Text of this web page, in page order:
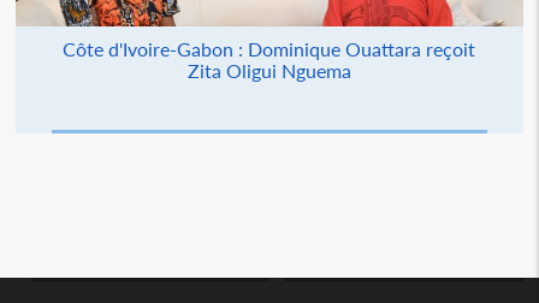
Côte d'Ivoire-Gabon : Dominique Ouattara reçoit
Zita Oligui Nguema